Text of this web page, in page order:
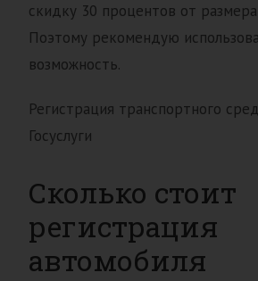
скидку 30 процентов от
Поэтому рекомендую
возможность.
Регистрация транспортного
Госуслуги
Сколько стоит
регистрация
автомобиля